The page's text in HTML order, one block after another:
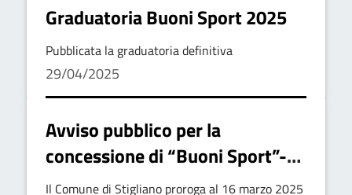
Graduatoria Buoni Sport 2025
Pubblicata la graduatoria definitiva
29/04/2025
Avviso pubblico per la
concessione di “Buoni Sport”-
Avviso di proroga
Il Comune di Stigliano proroga al 16 marzo 2025